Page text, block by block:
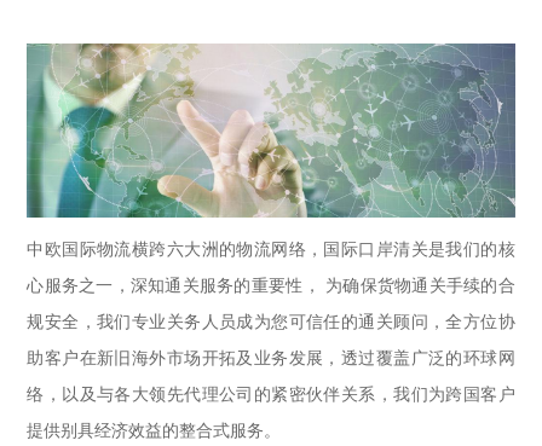
中欧国际物流横跨六大洲的物流网络，国际口岸清关是我们的核
心服务之一，深知通关服务的重要性， 为确保货物通关手续的合
规安全，我们专业关务人员成为您可信任的通关顾问，全方位协
助客户在新旧海外市场开拓及业务发展，透过覆盖广泛的环球网
络，以及与各大领先代理公司的紧密伙伴关系，我们为跨国客户
提供别具经济效益的整合式服务。